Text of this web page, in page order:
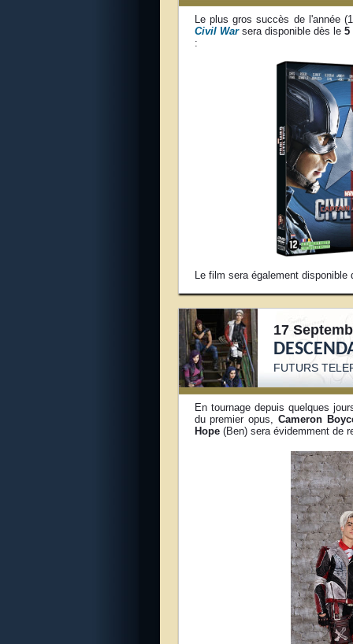
Le plus gros succès de l'année
Civil Warsera disponible dès le 5
:
Le film sera également
17
FUTURS
En tournage depuis quelques
du premier opus,Cameron
Hope(Ben) sera évidemment de